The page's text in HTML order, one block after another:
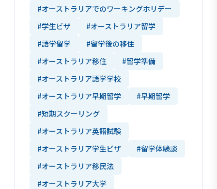
#オーストラリアでのワーキングホリデー
#学生ビザ
#オーストラリア留学
#語学留学
#留学後の移住
#オーストラリア移住
#留学準備
#オーストラリア語学学校
#オーストラリア早期留学
#早期留学
#短期スクーリング
#オーストラリア英語試験
#オーストラリア学生ビザ
#留学体験談
#オーストラリア移民法
#オーストラリア大学